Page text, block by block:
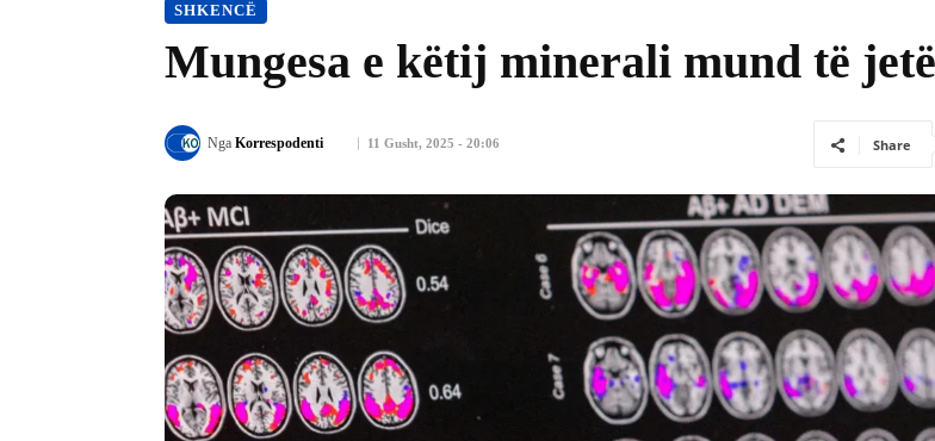
SHKENCË
Mungesa e këtij minerali mund të
11 Gusht, 2025 - 20:06
Nga Korrespodenti Share